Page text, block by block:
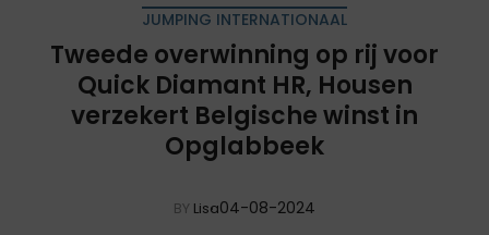
JUMPING INTERNATIONAAL
Tweede overwinning op rij voor
Quick Diamant HR, Housen
verzekert Belgische winst in
Opglabbeek
BY Lisa04-08-2024